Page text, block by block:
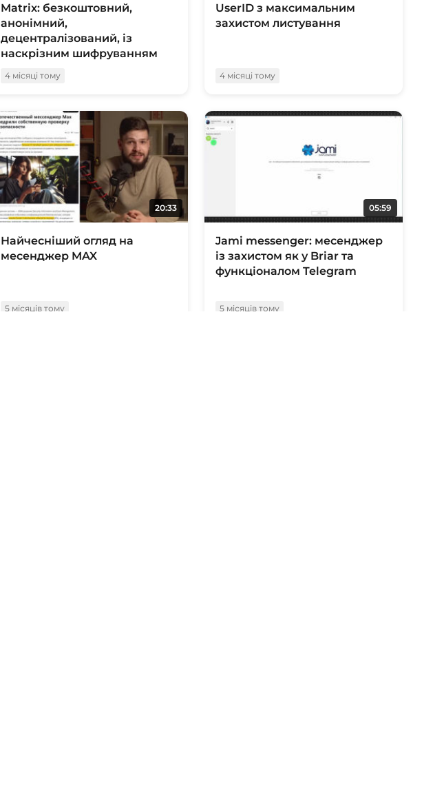
Matrix: безкоштовний,
анонімний,
децентралізований, із
наскрізним шифруванням
4 місяці тому
UserID з максимальним
захистом листування
4 місяці тому
20:33
Найчесніший огляд на
месенджер MAX
5 місяців тому
05:59
Jami messenger: месенджер
із захистом як у Briar та
функціоналом Telegram
5 місяців тому